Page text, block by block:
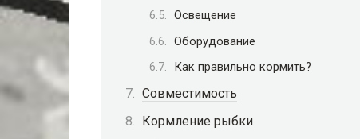
Освещение
Оборудование
Как правильно кормить?
Совместимость
Кормление рыбки